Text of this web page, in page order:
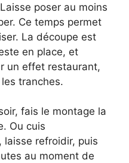
poser au moins
Ce temps permet
La découpe est
en place, et
un effet restaurant,
tranches.
fais le montage la
Ou cuis
refroidir, puis
au moment de